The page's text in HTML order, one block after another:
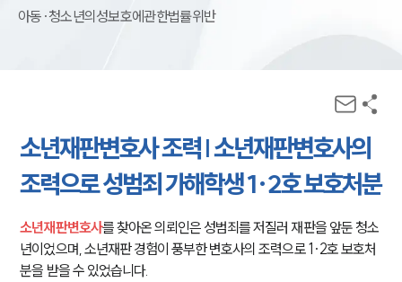
아동·청소년의성보호에관한법률위반
소년재판변호사 조력 | 소년재판변호사의
조력으로 성범죄 가해학생 1·2호 보호처분
소년재판변호사를 찾아온 의뢰인은 성범죄를 저질러 재판을 앞둔 청소
년이었으며, 소년재판 경험이 풍부한 변호사의 조력으로 1·2호 보호처
분을 받을 수 있었습니다.